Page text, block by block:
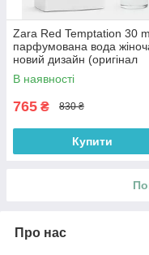
Zara Red Temptation 30
парфумована вода
новий дизайн (оригінал
оригінал Іспанія)
В наявності
765 ₴ 830 ₴
Купити
Про нас